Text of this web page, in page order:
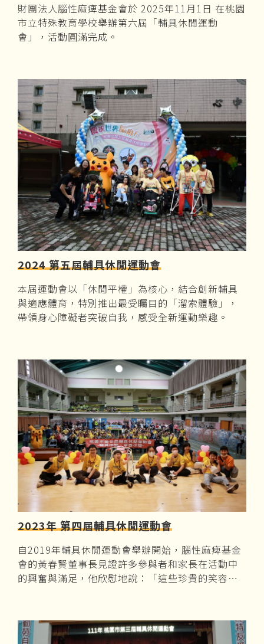
財團法人腦性麻痺基金會於 2025年11月1日 在桃園
市立特殊教育學校舉辦第六屆「輔具休閒運動
會」，活動圓滿完成。
2024 第五屆輔具休閒運動會
本屆運動會以「休閒平權」為核心，結合創新輔具
與適應體育，特別推出最受矚目的「溜索體驗」，
帶領身心障礙者突破自我，感受全新運動樂趣。
2023年 第四屆輔具休閒運動會
自2019年輔具休閒運動會舉辦開始，腦性麻痺基金
會的黃春賢董事長見證許多參與者和家長在活動中
的興奮與滿足，他欣慰地說：「這些珍貴的笑容支
概念亦成功反映大眾對此的關心與重視，推動特殊
教育法修正案的通過，提供特教學生一個友善的教